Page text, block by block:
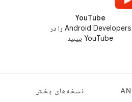
YouTube
Android Developers را در
YouTube ببینید
نسخه‌های پخش